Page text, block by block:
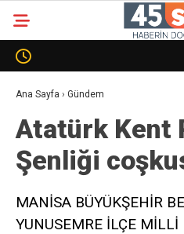
Ana Sayfa › Gündem
Atatürk Kent
Şenliği
MANİSA BÜYÜKŞEHİR
YUNUSEMRE İLÇE MİLLİ